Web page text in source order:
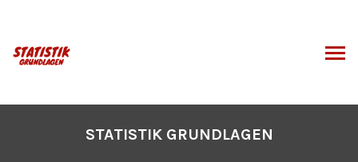
springen
STATISTIK GRUNDLAGEN